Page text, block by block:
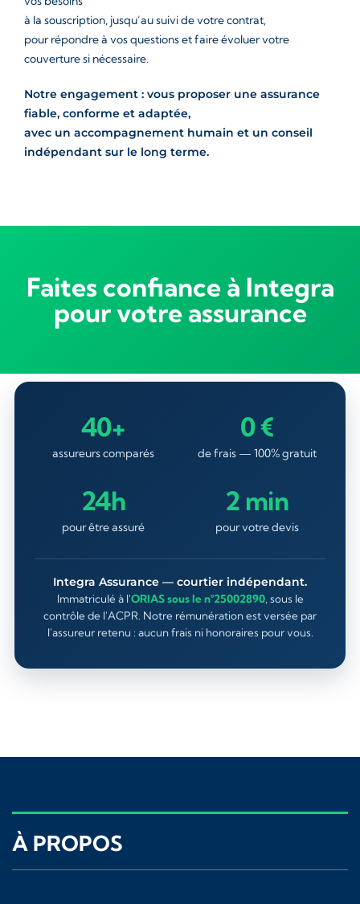
à la souscription, jusqu’au suivi de votre contrat,
pour répondre à vos questions et faire évoluer votre
couverture si nécessaire.
Notre engagement : vous proposer une assurance
fiable, conforme et adaptée,
avec un accompagnement humain et un conseil
indépendant sur le long terme.
Faites confiance à Integra
pour votre assurance
40+
assureurs comparés
0 €
de frais — 100% gratuit
24h
pour être assuré
2 min
pour votre devis
Integra Assurance — courtier indépendant.
Immatriculé à l'ORIAS sous le n°25002890, sous le
contrôle de l'ACPR. Notre rémunération est versée par
l'assureur retenu : aucun frais ni honoraires pour vous.
À PROPOS